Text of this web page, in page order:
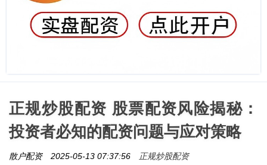
正规炒股配资 股票配资风险揭秘：
投资者必知的配资问题与应对策略
散户配资 2025-05-13 07:37:56 正规炒股配资